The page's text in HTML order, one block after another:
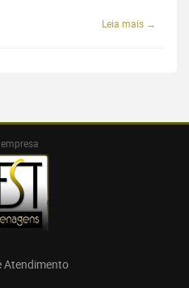
Leia mais →
Atendimento